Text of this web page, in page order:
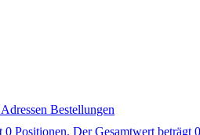
Adressen Bestellungen
0 Positionen. Der Gesamtwert beträgt